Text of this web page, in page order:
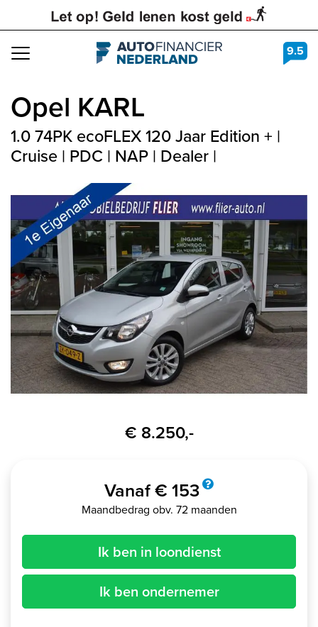
Navigation 9.5
Opel KARL
1.0 74PK ecoFLEX 120 Jaar Edition + |
Cruise | PDC | NAP | Dealer |
€ 8.250,-
Vanaf € 153
Maandbedrag obv. 72 maanden
Ik ben in loondienst
Ik ben ondernemer